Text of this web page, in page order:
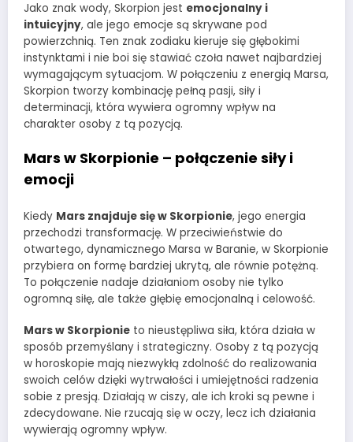
Jako znak wody, Skorpion jest emocjonalny i
intuicyjny, ale jego emocje są skrywane pod
powierzchnią. Ten znak zodiaku kieruje się głębokimi
instynktami i nie boi się stawiać czoła nawet najbardziej
wymagającym sytuacjom. W połączeniu z energią Marsa,
Skorpion tworzy kombinację pełną pasji, siły i
determinacji, która wywiera ogromny wpływ na
charakter osoby z tą pozycją.
Mars w Skorpionie – połączenie siły i
emocji
Kiedy Mars znajduje się w Skorpionie, jego energia
przechodzi transformację. W przeciwieństwie do
otwartego, dynamicznego Marsa w Baranie, w Skorpionie
przybiera on formę bardziej ukrytą, ale równie potężną.
To połączenie nadaje działaniom osoby nie tylko
ogromną siłę, ale także głębię emocjonalną i celowość.
Mars w Skorpionie to nieustępliwa siła, która działa w
sposób przemyślany i strategiczny. Osoby z tą pozycją
w horoskopie mają niezwykłą zdolność do realizowania
swoich celów dzięki wytrwałości i umiejętności radzenia
sobie z presją. Działają w ciszy, ale ich kroki są pewne i
zdecydowane. Nie rzucają się w oczy, lecz ich działania
wywierają ogromny wpływ.